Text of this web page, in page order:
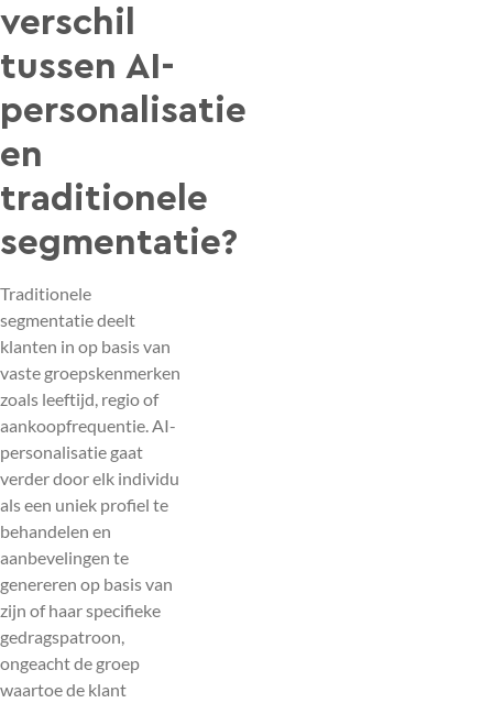
verschil
tussen AI-
personalisatie
en
traditionele
segmentatie?
Traditionele
segmentatie deelt
klanten in op basis van
vaste groepskenmerken
zoals leeftijd, regio of
aankoopfrequentie. AI-
personalisatie gaat
verder door elk individu
als een uniek profiel te
behandelen en
aanbevelingen te
genereren op basis van
zijn of haar specifieke
gedragspatroon,
ongeacht de groep
waartoe de klant